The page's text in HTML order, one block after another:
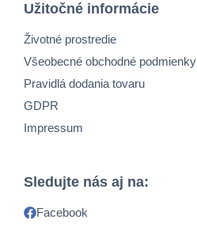
Užitočné informácie
Životné prostredie
Všeobecné obchodné podmienky
Pravidlá dodania tovaru
GDPR
Impressum
Sledujte nás aj na:
Facebook